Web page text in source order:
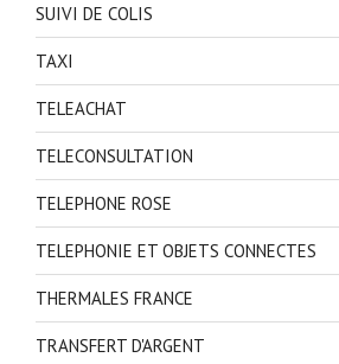
SUIVI DE COLIS
TAXI
TELEACHAT
TELECONSULTATION
TELEPHONE ROSE
TELEPHONIE ET OBJETS CONNECTES
THERMALES FRANCE
TRANSFERT D'ARGENT